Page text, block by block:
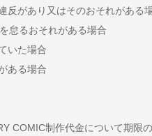
反があり又はそのおそれがある
怠るおそれがある場合
いた場合
ある場合
COMIC制作代金について期限